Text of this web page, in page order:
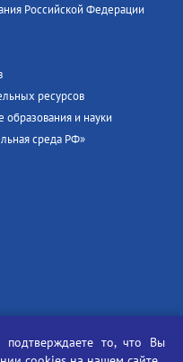
Российской Федерации
ресурсов
и науки
среда РФ»
то, что Вы